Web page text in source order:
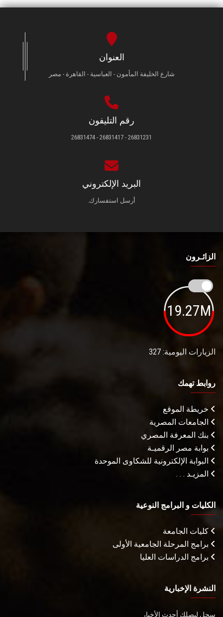
العنوان
شارع الخليفة المأمون - العباسية - القاهرة - مصر
رقم التليفون
26831231 - 26831417 - 26831474
البريد الإلكتروني
أرسل استفسارك.
الزائـرون
19.27M
الزيارات اليومية: 327
روابط تهمك
خريطة الموقع
الجامعات المصرية
بنك المعرفة المصري
بوابة مصر الرقميـة
البوابة الإلكترونية للشكاوى الموحدة
المزيـد . . .
الكليات و البرامج النوعية
كليات الجامعة
برامج المرحلة الجامعية الأولى
برامج الدراسات العليا
النشرة الإخبارية
سجل ليصلك أحدث الأخبار